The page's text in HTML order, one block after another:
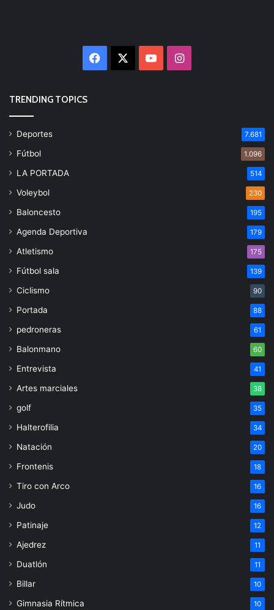
Facebook YouTubeInstagram
TRENDING TOPICS
Deportes 7.681
Fútbol 1.096
LA PORTADA 514
Voleybol 230
Baloncesto 195
Agenda Deportiva 179
Atletismo 175
Fútbol sala 139
Ciclismo 90
Portada 88
pedroneras 61
Balonmano 60
Entrevista 41
Artes marciales 38
golf 35
Halterofilia 34
Natación 20
Frontenis 18
Tiro con Arco 16
Judo 16
Patinaje 12
Ajedrez 11
Duatlón 11
Billar 10
Gimnasia Rítmica 10